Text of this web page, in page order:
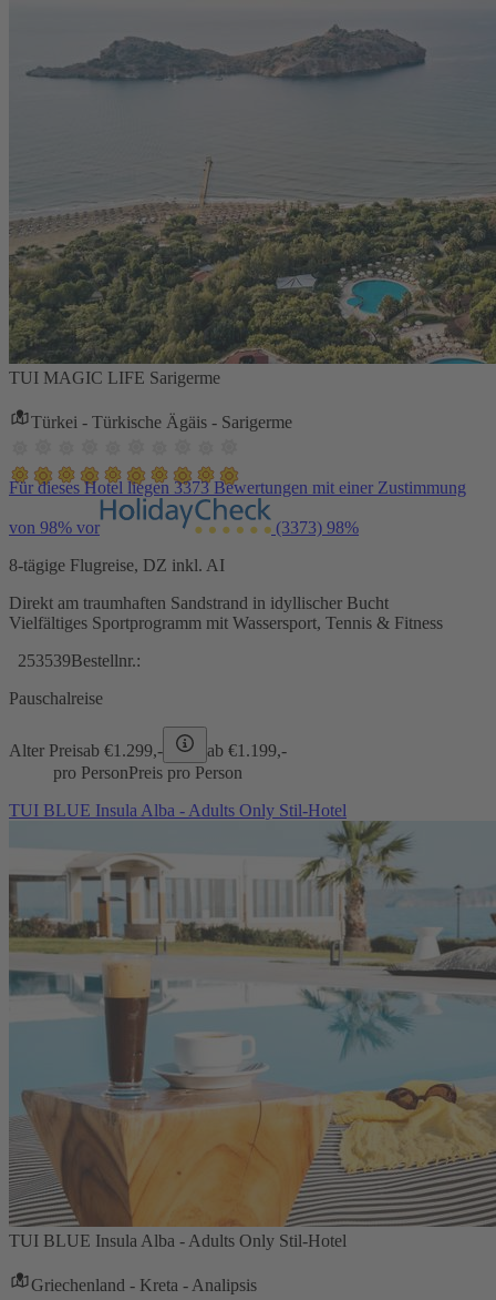
TUI MAGIC LIFE Sarigerme
Türkei - Türkische Ägäis - Sarigerme
Für dieses Hotel liegen 3373 Bewertungen mit einer Zustimmung
von 98% vor (3373) 98%
8-tägige Flugreise, DZ inkl. AI
Direkt am traumhaften Sandstrand in idyllischer Bucht
Vielfältiges Sportprogramm mit Wassersport, Tennis & Fitness
253539Bestellnr.:
Pauschalreise
Alter Preisab €1.299,- ab €1.199,-
pro PersonPreis pro Person
TUI BLUE Insula Alba - Adults Only Stil-Hotel
TUI BLUE Insula Alba - Adults Only Stil-Hotel
Griechenland - Kreta - Analipsis